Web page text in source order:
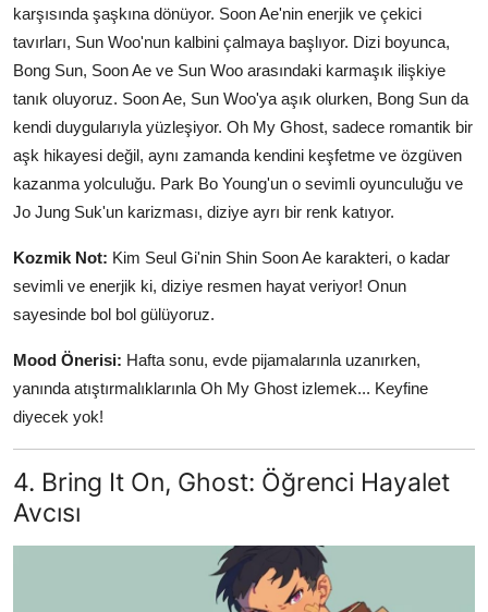
karşısında şaşkına dönüyor. Soon Ae'nin enerjik ve çekici
tavırları, Sun Woo'nun kalbini çalmaya başlıyor. Dizi boyunca,
Bong Sun, Soon Ae ve Sun Woo arasındaki karmaşık ilişkiye
tanık oluyoruz. Soon Ae, Sun Woo'ya aşık olurken, Bong Sun da
kendi duygularıyla yüzleşiyor. Oh My Ghost, sadece romantik bir
aşk hikayesi değil, aynı zamanda kendini keşfetme ve özgüven
kazanma yolculuğu. Park Bo Young'un o sevimli oyunculuğu ve
Jo Jung Suk'un karizması, diziye ayrı bir renk katıyor.
Kozmik Not: Kim Seul Gi'nin Shin Soon Ae karakteri, o kadar
sevimli ve enerjik ki, diziye resmen hayat veriyor! Onun
sayesinde bol bol gülüyoruz.
Mood Önerisi: Hafta sonu, evde pijamalarınla uzanırken,
yanında atıştırmalıklarınla Oh My Ghost izlemek... Keyfine
diyecek yok!
4. Bring It On, Ghost: Öğrenci Hayalet
Avcısı